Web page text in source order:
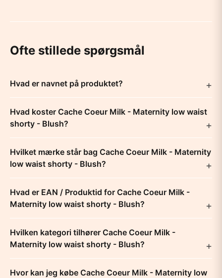
Ofte stillede spørgsmål
Hvad er navnet på produktet?
Hvad koster Cache Coeur Milk - Maternity low waist
shorty - Blush?
Hvilket mærke står bag Cache Coeur Milk - Maternity
low waist shorty - Blush?
Hvad er EAN / Produktid for Cache Coeur Milk -
Maternity low waist shorty - Blush?
Hvilken kategori tilhører Cache Coeur Milk -
Maternity low waist shorty - Blush?
Hvor kan jeg købe Cache Coeur Milk - Maternity low